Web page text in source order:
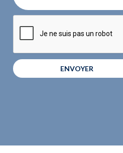
ENVOYER